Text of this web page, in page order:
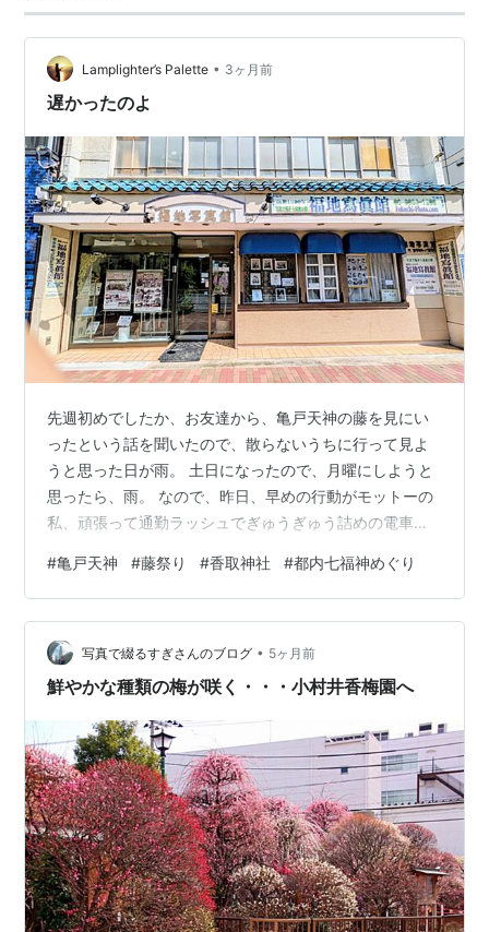
Lamplighter’s Palette • 3ヶ月前
遅かったのよ
先週初めでしたか、お友達から、亀戸天神の藤を見にい
ったという話を聞いたので、散らないうちに行って見よ
うと思った日が雨。 土日になったので、月曜にしようと
思ったら、雨。 なので、昨日、早めの行動がモットーの
私、頑張って通勤ラッシュでぎゅうぎゅう詰めの電車に
かな。 駅から10分ほど歩く途中、写真館が。 1920年創
業って書いてありました。 写真館の写真の文字が古い字
で、そういえば私の実家の写真館も、最初の頃はこの字
でした。 時代の流れで、今や誰もがフォトグラファー。
何年も前から、都内でも多くの写真館が閉業していま
#亀戸天神 #藤祭り #香取神社 #都内七福神めぐり
写真で綴るすぎさんのブログ • 5ヶ月前
鮮やかな種類の梅が咲く・・・小村井香梅園へ